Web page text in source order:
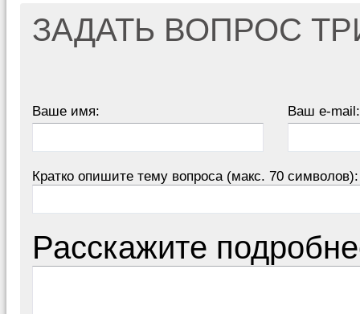
ЗАДАТЬ ВОПРОС
Ваше имя: Ваш e-mail:
Кратко опишите тему вопроса (макс. 70 символов):
Расскажите